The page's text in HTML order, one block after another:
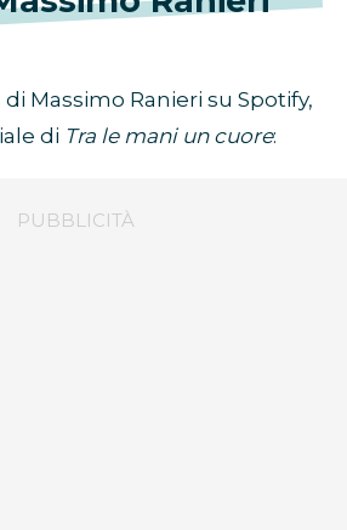
Massimo Ranieri su Spotify,
di Tra le mani un cuore: